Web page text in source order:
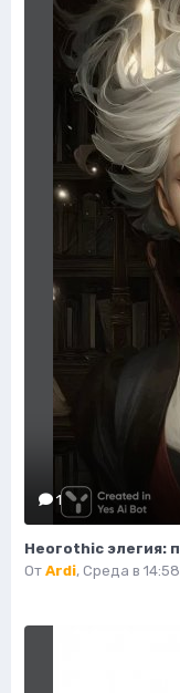
1
От Ardi, Среда в 14:58